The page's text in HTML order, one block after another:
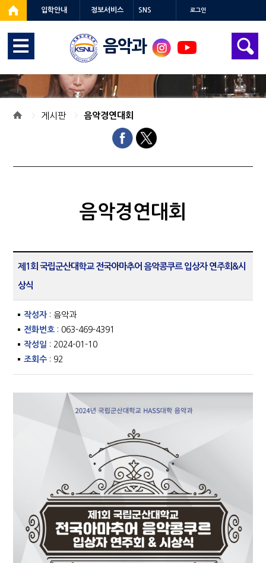
입학안내 정보서비스 SNS 로그인
음악과
게시판 음악경연대회
음악경연대회
제1회 국립군산대학교 전국아마추어 음악콩쿠르 입상자 연주회&시
상식
작성자 : 음악과
전화번호 : 063-469-4391
작성일 : 2024-01-10
조회수 : 92